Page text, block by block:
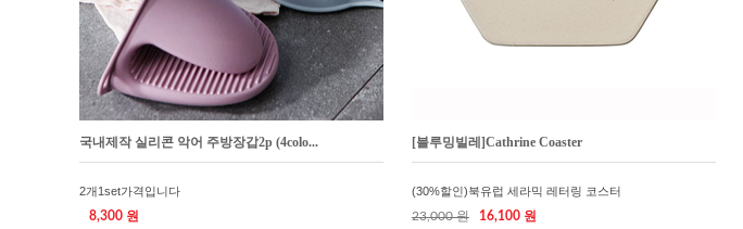
국내제작 실리콘 악어 주방장갑2p (4colo...
2개1set가격입니다
8,300 원
[블루밍빌레]Cathrine Coaster
(30%할인)북유럽 세라믹 레터링 코스터
23,000 원
16,100 원